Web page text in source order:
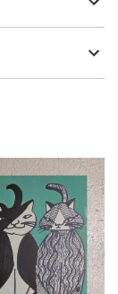
ございますがご